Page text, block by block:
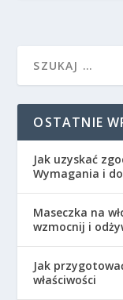
OSTATNIE
Jak uzyskać
Wymagania i
Maseczka na
wzmocnij i
Jak
właściwości